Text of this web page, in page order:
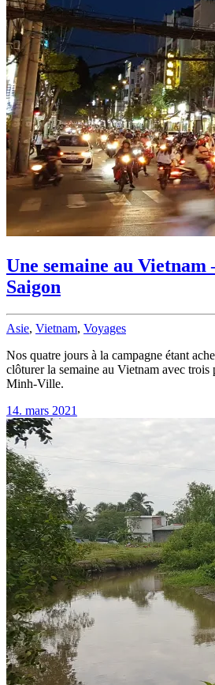
Une semaine au Vietnam
Saigon
Asie, Vietnam, Voyages
Nos quatre jours à la campagne étant
clôturer la semaine au Vietnam avec
Minh-Ville.
14. mars 2021